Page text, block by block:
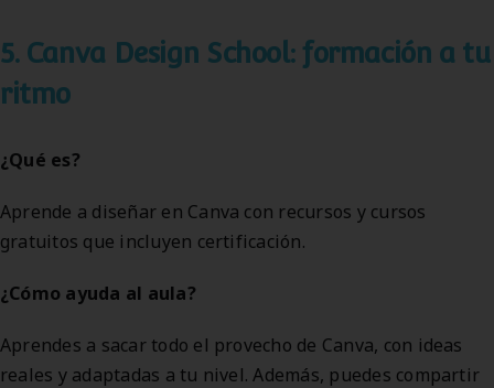
5. Canva Design School: formación a tu
ritmo
¿Qué es?
Aprende a diseñar en Canva con recursos y cursos
gratuitos que incluyen certificación.
¿Cómo ayuda al aula?
Aprendes a sacar todo el provecho de Canva, con ideas
reales y adaptadas a tu nivel. Además, puedes compartir